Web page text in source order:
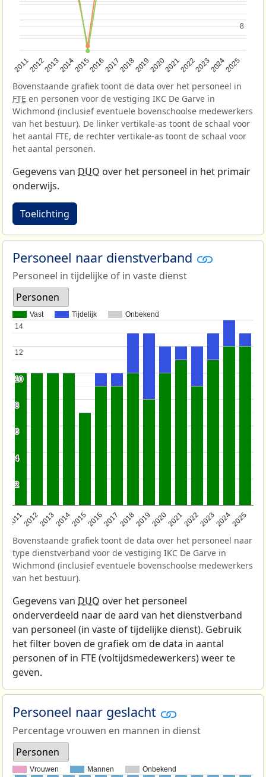
201120122013201420152016201720182019202020212022202320242025
8
8
Bovenstaande grafiek toont de data over het personeel in
FTE en personen voor de vestiging IKC De Garve in
Wichmond (inclusief eventuele bovenschoolse medewerkers
van het bestuur). De linker vertikale-as toont de schaal voor
het aantal FTE, de rechter vertikale-as toont de schaal voor
het aantal personen.
Gegevens van DUO over het personeel in het primair
onderwijs.
Toelichting
Personeel naar dienstverband
Personeel in tijdelijke of in vaste dienst
Personen
Vast Tijdelijk Onbekend
201120122013201420152016201720182019202020212022202320242025
2
2
4
4
6
6
8
8
10
10
12
12
14
14
Bovenstaande grafiek toont de data over het personeel naar
type dienstverband voor de vestiging IKC De Garve in
Wichmond (inclusief eventuele bovenschoolse medewerkers
van het bestuur).
Gegevens van DUO over het personeel
onderverdeeld naar de aard van het dienstverband
van personeel (in vaste of tijdelijke dienst). Gebruik
het filter boven de grafiek om de data in aantal
personen of in FTE (voltijdsmedewerkers) weer te
geven.
Personeel naar geslacht
Percentage vrouwen en mannen in dienst
Personen
Vrouwen Mannen
Onbekend